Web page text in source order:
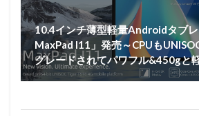
10.4インチ薄型軽量Androidタブ
MaxPad I11」発売～CPUも
グレードされてパワフル&450gと